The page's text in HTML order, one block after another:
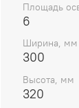
Площадь
6
Ширина, мм
300
Высота, мм
320